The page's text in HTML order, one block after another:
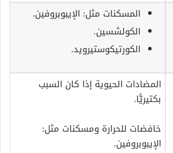
المسكنات مثل: الإيبوبروفين.
الكولشسين.
الكورتيكوستيرويد.
المضادات الحيوية إذا كان السبب
بكتيريًّا.
خافضات للحرارة ومسكنات مثل:
الإيبوبروفين.